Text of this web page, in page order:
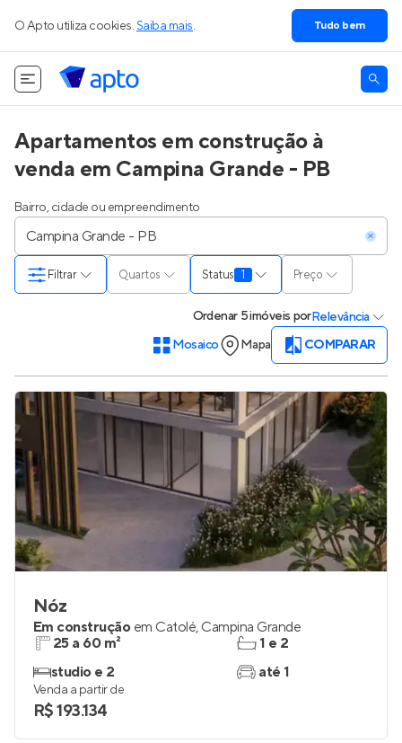
O Apto utiliza cookies. Saiba mais. Tudo bem
Apartamentos em construção à
venda em Campina Grande - PB
Bairro, cidade ou empreendimento
Quartos Status 1 Preço
Filtrar
Ordenar 5 imóveis porRelevância
Mosaico
Mapa COMPARAR
Nóz
Em construção em Catolé, Campina Grande
25 a 60 m²
studio e 2
1 e 2
até 1
Venda a partir de
R$ 193.134